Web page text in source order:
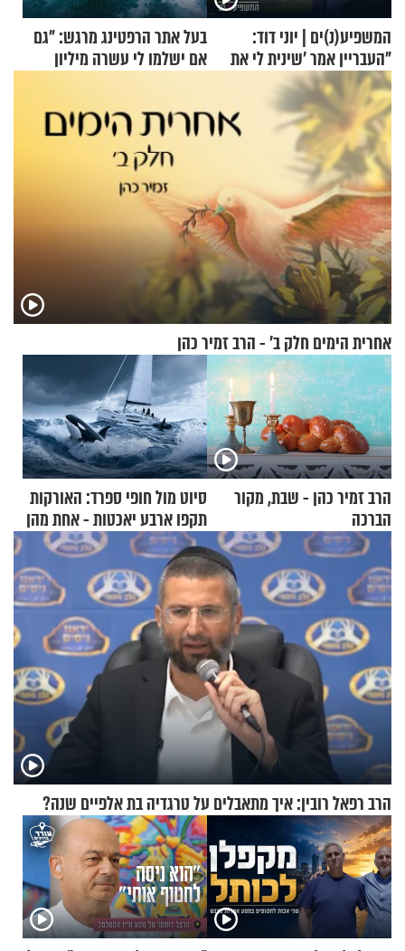
המשפיע(נ)ים | יוני דוד:
"העבריין אמר 'שינית לי את
החיים מהקצה אל הקצה'"
בעל אתר הרפטינג מרגש: "גם
אם ישלמו לי עשרה מיליון
אחרית הימים חלק ב’ - הרב זמיר כהן
הרב זמיר כהן - שבת, מקור
הברכה
סיוט מול חופי ספרד: האורקות
תקפו ארבע יאכטות - אחת מהן
טבעה
הרב רפאל רובין: איך מתאבלים על טרגדיה בת אלפיים שנה?